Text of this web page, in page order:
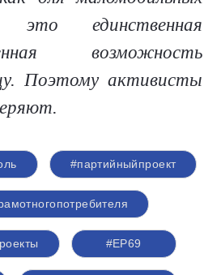
единственная
возможность
Поэтому активисты
#партийныйпроект
#ЕР69